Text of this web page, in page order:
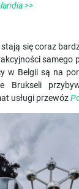
>>
się coraz
samego
w Belgii są na
Brukseli
usługi przewóz